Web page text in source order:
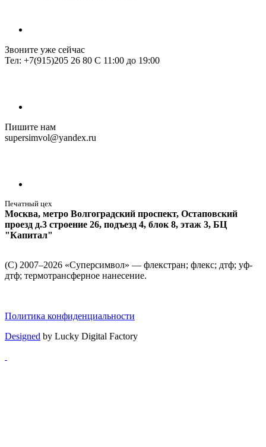
Звоните уже сейчас
Тел: +7(915)205 26 80 С 11:00 до 19:00
Пишите нам
supersimvol@yandex.ru
Печатный цех
Москва, метро Волгоградский проспект, Остаповский
проезд д.3 строение 26, подъезд 4, блок 8, этаж 3, БЦ
"Капитал"
(С) 2007–2026 «Суперсимвол» — флекстран; флекс; дтф; уф-
дтф; термотрансферное нанесение.
Политика конфиденциальности
Designed by Lucky Digital Factory